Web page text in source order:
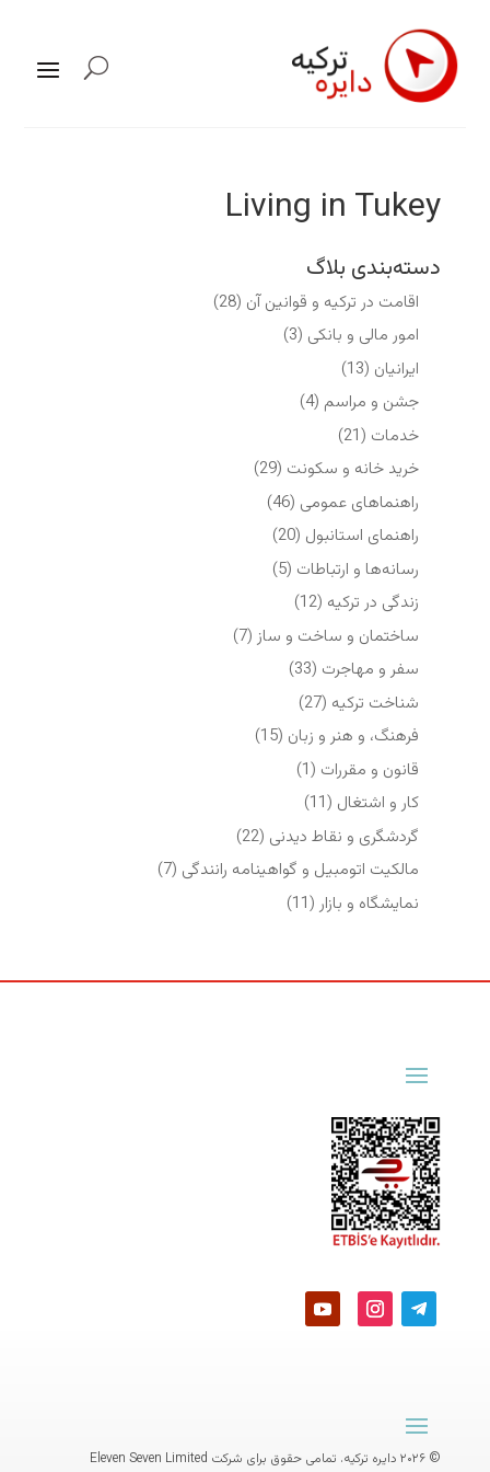
Living in Tukey
دسته‌بندی بلاگ
اقامت در ترکیه و قوانین آن (28)
امور مالی و بانکی (3)
ایرانیان (13)
جشن و مراسم (4)
خدمات (21)
خرید خانه و سکونت (29)
راهنماهای عمومی (46)
راهنمای استانبول (20)
رسانه‌ها و ارتباطات (5)
زندگی در ترکیه (12)
ساختمان و ساخت و ساز (7)
سفر و مهاجرت (33)
شناخت ترکیه (27)
فرهنگ، و هنر و زبان (15)
قانون و مقررات (1)
کار و اشتغال (11)
گردشگری و نقاط دیدنی (22)
مالکیت اتومبیل و گواهینامه رانندگی (7)
نمایشگاه‌ و بازار (11)
© ۲۰۲۶ دایره ترکیه. تمامی حقوق برای شرکت Eleven Seven Limited